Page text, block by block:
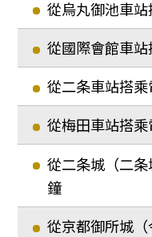
從烏丸御池車
從國際會館車
從二条車站搭
從梅田車站搭
從二条城（二
鐘
從京都御所城